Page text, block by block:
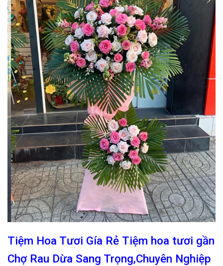
Tiệm Hoa Tươi Gía Rẻ Tiệm hoa tươi gần
Chợ Rau Dừa Sang Trọng,Chuyên Nghiệp